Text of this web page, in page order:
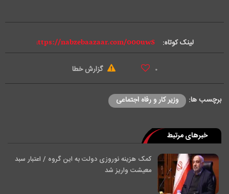
o
لینک کوتاه:
۰ گزارش خطا
برچسب ها: وزیر کار و رفاه اجتماعی
خبرهای مرتبط
کمک هزینه نوروزی دولت به این گروه / اعتبار سبد
معیشت واریز شد